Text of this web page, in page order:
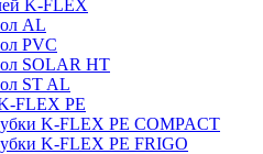
K-FLEX
AL
PVC
SOLAR HT
ST AL
FLEX PE
K-FLEX PE COMPACT
K-FLEX PE FRIGO